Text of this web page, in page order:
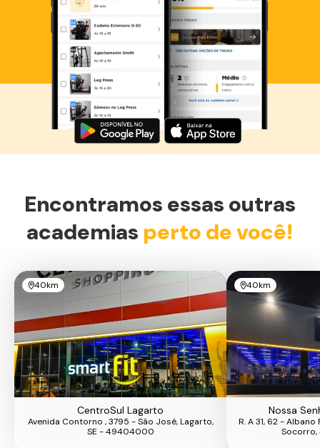
Baixe agora o Smart Fit App
Encontramos essas outras
academias perto de você!
40km
CentroSul Lagarto
Avenida Contorno , 3795 - São José, Lagarto,
SE - 49404000
40km
Nossa
R. A 31, 62 -
Socorro,